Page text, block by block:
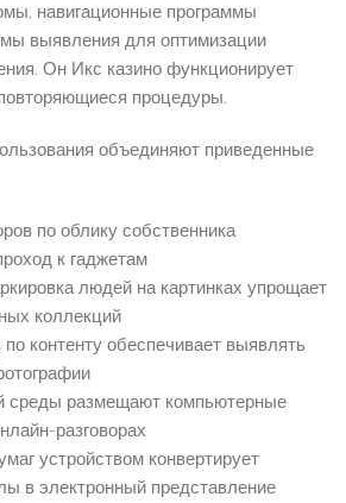
навигационные программы
выявления для оптимизации
Он Икс казино функционирует
процедуры.
объединяют приведенные
по облику собственника
к гаджетам
людей на картинках упрощает
коллекций
контенту обеспечивает выявлять
размещают компьютерные
разговорах
устройством конвертирует
в электронный представление